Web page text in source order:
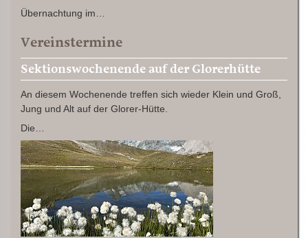
Übernachtung im…
Vereinstermine
Sektionswochenende auf der Glorerhütte
An diesem Wochenende treffen sich wieder Klein und Groß,
Jung und Alt auf der Glorer-Hütte.
Die…